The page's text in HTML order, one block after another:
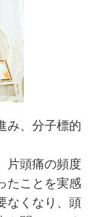
み、分子標的
片頭痛の頻度
たことを実感
なくなり、頭